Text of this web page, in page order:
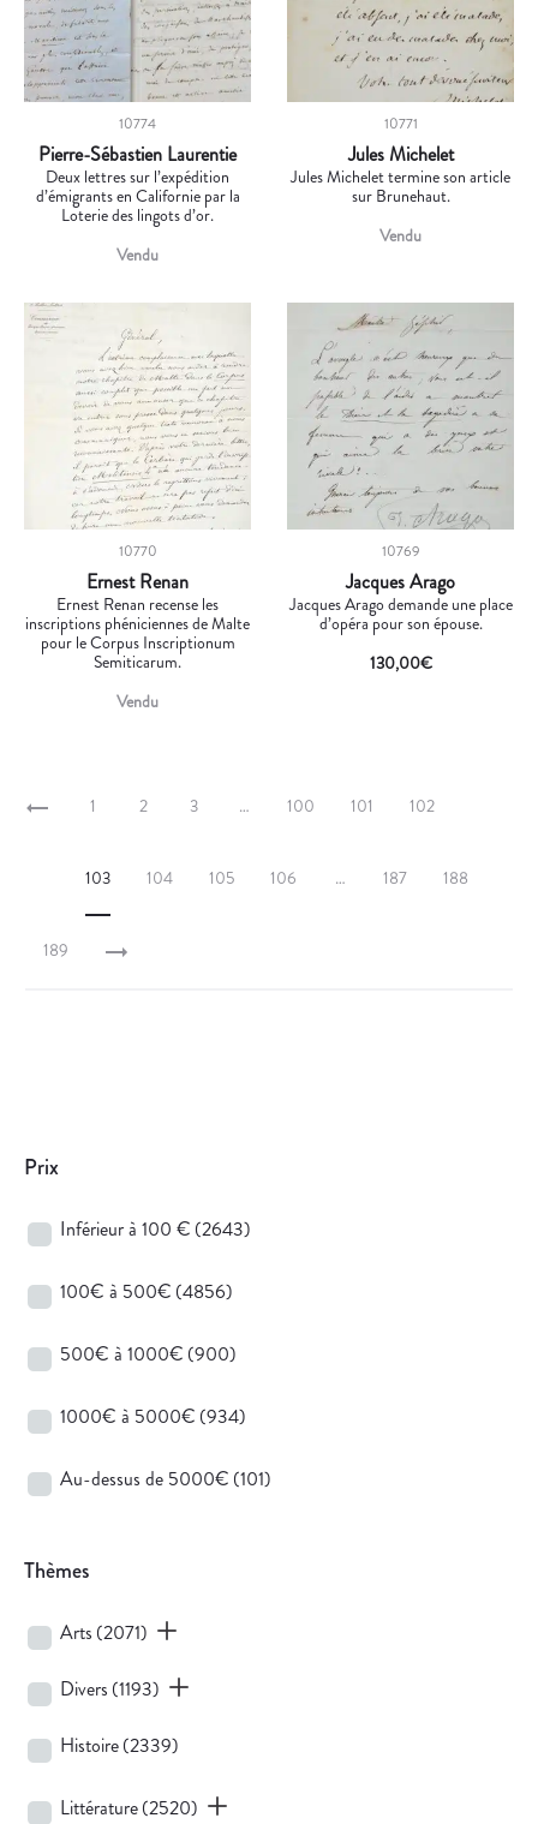
10774
Pierre-Sébastien Laurentie
Deux lettres sur l’expédition
d’émigrants en Californie par la
Loterie des lingots d’or.
Vendu
10771
Jules Michelet
Jules Michelet termine son article
sur Brunehaut.
Vendu
10770
Ernest Renan
Ernest Renan recense les
inscriptions phéniciennes de Malte
pour le Corpus Inscriptionum
Semiticarum.
Vendu
10769
Jacques Arago
Jacques Arago demande une place
d’opéra pour son épouse.
130,00€
1 2 3 … 100 101 102
103 104 105 106 … 187 188
189
Prix
Inférieur à 100 € (2643)
100€ à 500€ (4856)
500€ à 1000€ (900)
1000€ à 5000€ (934)
Au-dessus de 5000€ (101)
Thèmes
Arts (2071)
Divers (1193)
Histoire(2339)
Littérature(2520)